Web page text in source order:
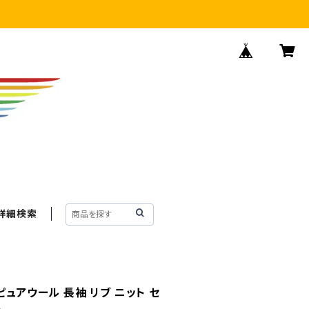
細検索
アウール 長袖 リブ ニット セ